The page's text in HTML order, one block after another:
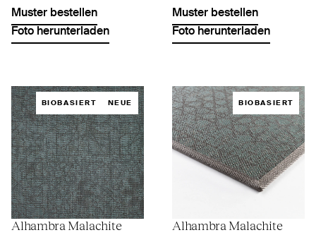
Muster bestellen
Foto herunterladen
Muster bestellen
Foto herunterladen
BIOBASIERT NEUE
Alhambra Malachite
BIOBASIERT
Alhambra Malachite